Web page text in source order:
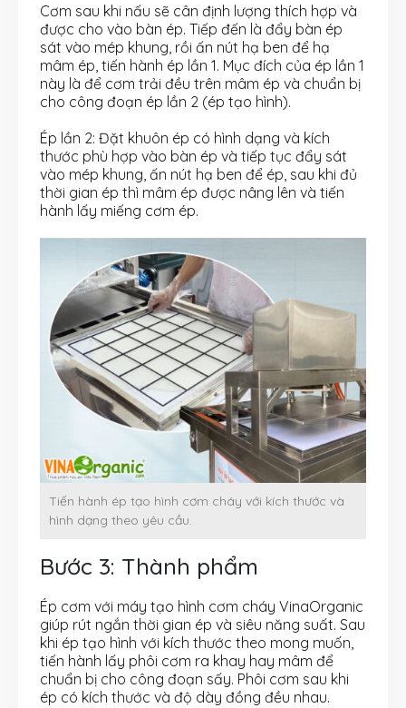
Cơm sau khi nấu sẽ cân định lượng thích hợp và
được cho vào bàn ép. Tiếp đến là đẩy bàn ép
sát vào mép khung, rồi ấn nút hạ ben để hạ
mâm ép, tiến hành ép lần 1. Mục đích của ép lần 1
này là để cơm trải đều trên mâm ép và chuẩn bị
cho công đoạn ép lần 2 (ép tạo hình).
Ép lần 2: Đặt khuôn ép có hình dạng và kích
thước phù hợp vào bàn ép và tiếp tục đẩy sát
vào mép khung, ấn nút hạ ben để ép, sau khi đủ
thời gian ép thì mâm ép được nâng lên và tiến
hành lấy miếng cơm ép.
Tiến hành ép tạo hình cơm cháy với kích thước và
hình dạng theo yêu cầu.
Bước 3: Thành phẩm
Ép cơm với máy tạo hình cơm cháy VinaOrganic
giúp rút ngắn thời gian ép và siêu năng suất. Sau
khi ép tạo hình với kích thước theo mong muốn,
tiến hành lấy phôi cơm ra khay hay mâm để
chuẩn bị cho công đoạn sấy. Phôi cơm sau khi
ép có kích thước và độ dày đồng đều nhau.